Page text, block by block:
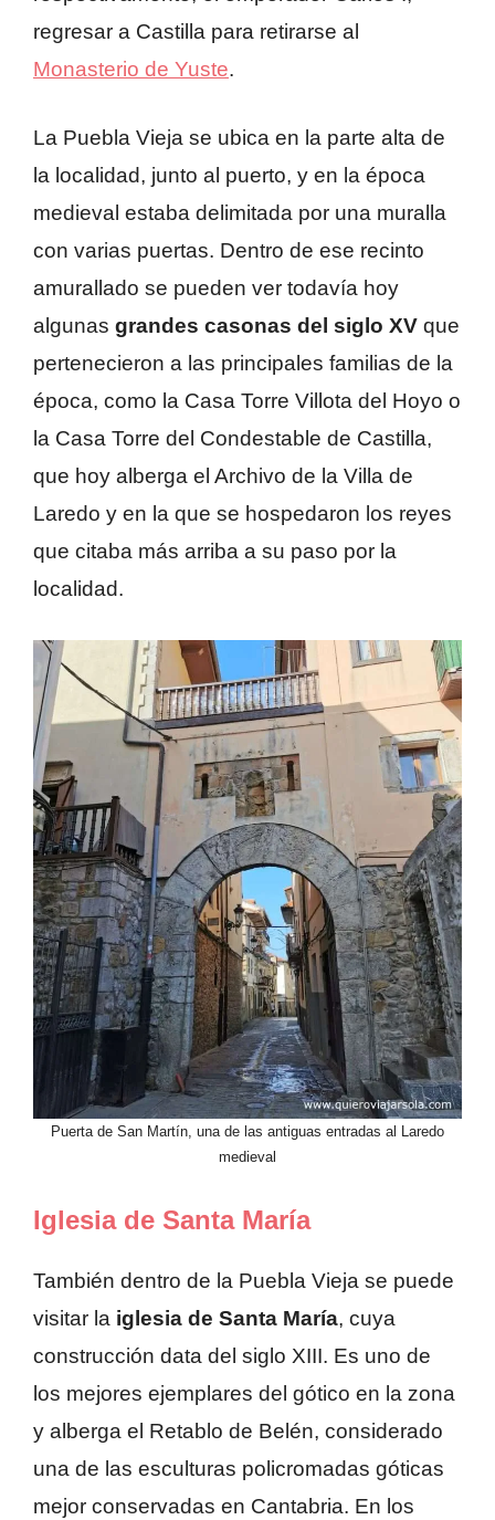
regresar a Castilla para retirarse al
Monasterio de Yuste.
La Puebla Vieja se ubica en la parte alta de
la localidad, junto al puerto, y en la época
medieval estaba delimitada por una muralla
con varias puertas. Dentro de ese recinto
amurallado se pueden ver todavía hoy
algunas grandes casonas del siglo XV que
pertenecieron a las principales familias de la
época, como la Casa Torre Villota del Hoyo o
la Casa Torre del Condestable de Castilla,
que hoy alberga el Archivo de la Villa de
Laredo y en la que se hospedaron los reyes
que citaba más arriba a su paso por la
localidad.
Puerta de San Martín, una de las antiguas entradas al Laredo
medieval
Iglesia de Santa María
También dentro de la Puebla Vieja se puede
visitar la iglesia de Santa María, cuya
construcción data del siglo XIII. Es uno de
los mejores ejemplares del gótico en la zona
y alberga el Retablo de Belén, considerado
una de las esculturas policromadas góticas
mejor conservadas en Cantabria. En los